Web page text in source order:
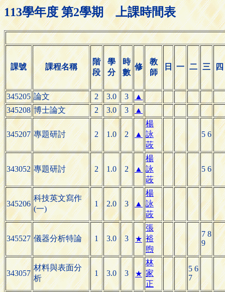
113學年度 第2學期 上課時間表
課號 課程名稱
階
段
學
分
時
數
修
教
師
日 一 二 三 四
345205 論文 2 3.0 3
▲
345208 博士論文 2 3.0 3 ▲
345207 專題研討 2 1.0 2 ▲
楊
詠
荍
5 6
343052 專題研討 2 1.0 2 ▲
楊
詠
荍
5 6
345206
科技英文寫作
(一)
1 2.0 3 ▲
楊
詠
荍
345527 儀器分析特論 1 3.0 3 ★
張
裕
煦
7 8
9
343057
材料與表面分
析
1 3.0 3 ★
林
家
正
5 6
7